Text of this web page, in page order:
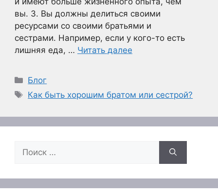
вы. 3. Вы должны делиться своими
ресурсами со своими братьями и
сестрами. Например, если у кого-то есть
лишняя еда, … Читать далее
Рубрики
Блог
Метки
Как быть хорошим братом или сестрой?
Поиск: